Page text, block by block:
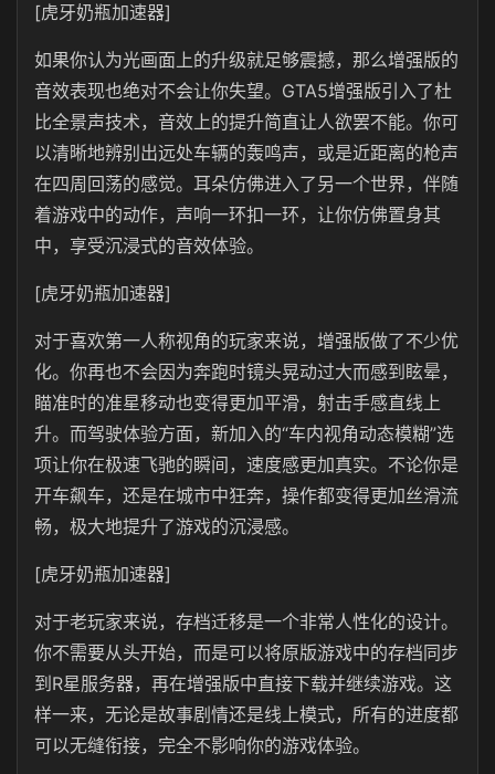
[虎牙奶瓶加速器]
如果你认为光画面上的升级就足够震撼，那么增强版的
音效表现也绝对不会让你失望。GTA5增强版引入了杜
比全景声技术，音效上的提升简直让人欲罢不能。你可
以清晰地辨别出远处车辆的轰鸣声，或是近距离的枪声
在四周回荡的感觉。耳朵仿佛进入了另一个世界，伴随
着游戏中的动作，声响一环扣一环，让你仿佛置身其
中，享受沉浸式的音效体验。
[虎牙奶瓶加速器]
对于喜欢第一人称视角的玩家来说，增强版做了不少优
化。你再也不会因为奔跑时镜头晃动过大而感到眩晕，
瞄准时的准星移动也变得更加平滑，射击手感直线上
升。而驾驶体验方面，新加入的“车内视角动态模糊”选
项让你在极速飞驰的瞬间，速度感更加真实。不论你是
开车飙车，还是在城市中狂奔，操作都变得更加丝滑流
畅，极大地提升了游戏的沉浸感。
[虎牙奶瓶加速器]
对于老玩家来说，存档迁移是一个非常人性化的设计。
你不需要从头开始，而是可以将原版游戏中的存档同步
到R星服务器，再在增强版中直接下载并继续游戏。这
样一来，无论是故事剧情还是线上模式，所有的进度都
可以无缝衔接，完全不影响你的游戏体验。